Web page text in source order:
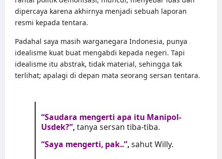
dipercaya karena akhirnya menjadi sebuah laporan
resmi kepada tentara.
Padahal saya masih warganegara Indonesia, punya
idealisme kuat buat mengabdi kepada negeri. Tapi
idealisme itu abstrak, tidak material, sehingga tak
terlihat; apalagi di depan mata seorang sersan tentara.
“Saudara mengerti apa itu Manipol-
Usdek?”,tanya sersan tiba-tiba.
“Saya mengerti, pak..”,sahut Willy.